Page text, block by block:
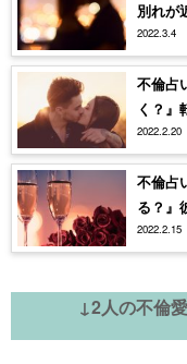
別れが
2022.3.4
不倫占
く？』
2022.2.20
不倫占
る？』
2022.2.15
↓2人の不倫